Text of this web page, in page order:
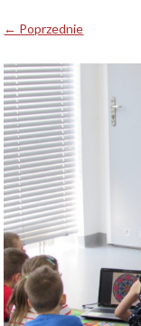
← Poprzednie